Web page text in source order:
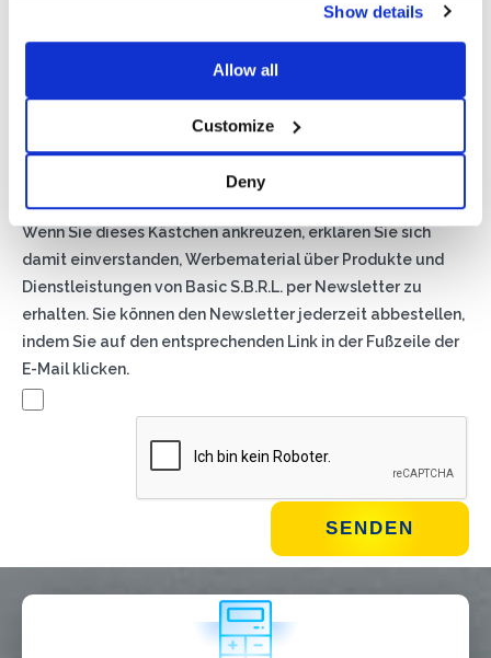
Show details
Allow all
Customize
Deny
Privacy*
Ich genehmige die Verarbeitung meiner Daten gemäß den
Newsletter
Wenn Sie dieses Kästchen ankreuzen, erklären Sie sich
damit einverstanden, Werbematerial über Produkte und
Dienstleistungen von Basic S.B.R.L. per Newsletter zu
erhalten. Sie können den Newsletter jederzeit abbestellen,
indem Sie auf den entsprechenden Link in der Fußzeile der
E-Mail klicken.
EPC
Verteiler